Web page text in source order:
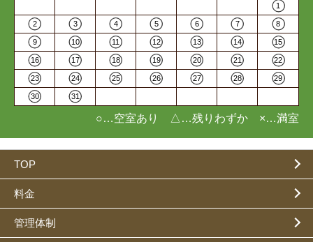
1
2 3 4 5 6 7 8
9 10 11 12 13 14 15
16 17 18 19 20 21 22
23 24 25 26 27 28 29
30 31
○…空室あり △…残りわずか ×…満室
TOP
料金
管理体制